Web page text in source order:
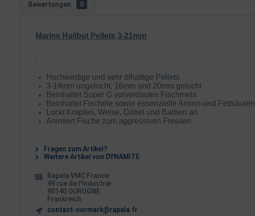
Bewertungen 0
Marine Halibut Pellets 3-21mm
Hochwertige und sehr ölhaltige Pellets
3-14mm ungelocht, 16mm und 20mm gelocht
Beinhaltet Super G vorverdautes Fischmehl
Beinhaltet Fischöle sowie essenzielle Amino-und Fettsäuren
Lockt Krapfen, Welse, Döbel und Barben an
Animiert Fische zum aggressiven Fressen
Fragen zum Artikel?
Weitere Artikel von DYNAMITE
Rapala VMC France
49 rue de l'Industrie
90140 OUROGNE
Frankreich
contact-normark@rapala.fr